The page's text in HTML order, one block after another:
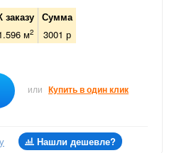
заказу Сумма
м2 3001 р
или Купить в один клик
Нашли дешевле?